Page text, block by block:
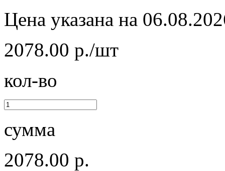
Цена указана на
2078.00 р./шт
кол-во
сумма
2078.00 р.